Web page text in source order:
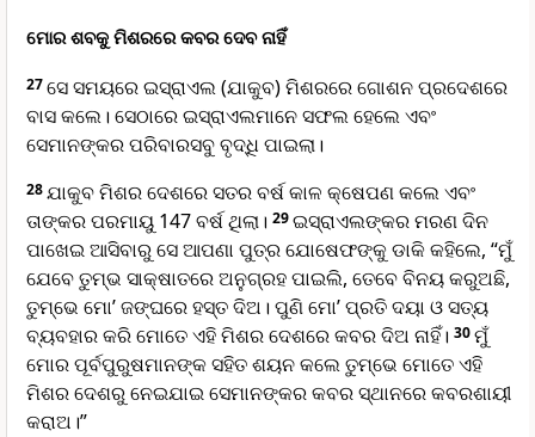
ମୋର ଶବକୁ ମିଶରରେ କବର ଦେବ ନାହିଁ
27ସେ ସମୟରେ ଇସ୍ରାଏଲ (ଯାକୁବ) ମିଶରରେ ଗୋଶନ ପ୍ରଦେଶରେ
ବାସ କଲେ। ସେଠାରେ ଇସ୍ରାଏଲମାନେ ସଫଲ ହେଲେ ଏବଂ
ସେମାନଙ୍କର ପରିବାରସବୁ ବୃଦ୍ଧି ପାଇଲା।
28ଯାକୁବ ମିଶର ଦେଶରେ ସତର ବର୍ଷ କାଳ କ୍ଷେପଣ କଲେ ଏବଂ
ତାଙ୍କର ପରମାୟୁ 147 ବର୍ଷ ଥିଲା। 29ଇସ୍ରାଏଲଙ୍କର ମରଣ ଦିନ
ପାଖେଇ ଆସିବାରୁ ସେ ଆପଣା ପୁତ୍ର ଯୋଷେଫଙ୍କୁ ଡାକି କହିଲେ, “ମୁଁ
ଯେବେ ତୁମ୍ଭ ସାକ୍ଷାତରେ ଅନୁଗ୍ରହ ପାଇଲି, ତେବେ ବିନୟ କରୁଅଛି,
ତୁମ୍ଭେ ମୋ’ ଜଙ୍ଘରେ ହସ୍ତ ଦିଅ। ପୁଣି ମୋ’ ପ୍ରତି ଦୟା ଓ ସତ୍ୟ
ବ୍ୟବହାର କରି ମୋତେ ଏହି ମିଶର ଦେଶରେ କବର ଦିଅ ନାହିଁ। 30ମୁଁ
ମୋର ପୂର୍ବପୁରୁଷମାନଙ୍କ ସହିତ ଶୟନ କଲେ ତୁମ୍ଭେ ମୋତେ ଏହି
ମିଶର ଦେଶରୁ ନେଇଯାଇ ସେମାନଙ୍କର କବର ସ୍ଥାନରେ କବରଶାୟୀ
କରାଅ।”